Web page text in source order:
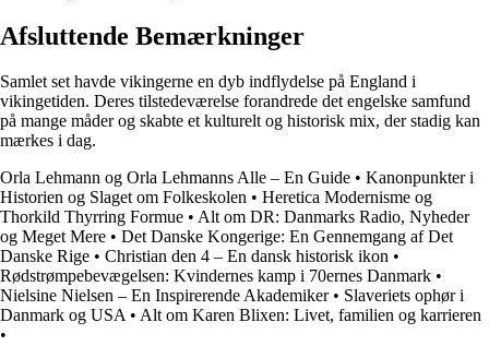
Afsluttende Bemærkninger
Samlet set havde vikingerne en dyb indflydelse på England i
vikingetiden. Deres tilstedeværelse forandrede det engelske samfund
på mange måder og skabte et kulturelt og historisk mix, der stadig kan
mærkes i dag.
Orla Lehmann og Orla Lehmanns Alle – En Guide • Kanonpunkter i
Historien og Slaget om Folkeskolen • Heretica Modernisme og
Thorkild Thyrring Formue • Alt om DR: Danmarks Radio, Nyheder
og Meget Mere • Det Danske Kongerige: En Gennemgang af Det
Danske Rige • Christian den 4 – En dansk historisk ikon •
Rødstrømpebevægelsen: Kvindernes kamp i 70ernes Danmark •
Nielsine Nielsen – En Inspirerende Akademiker• Slaveriets ophør i
Danmark og USA• Alt om Karen Blixen: Livet, familien og karrieren
•